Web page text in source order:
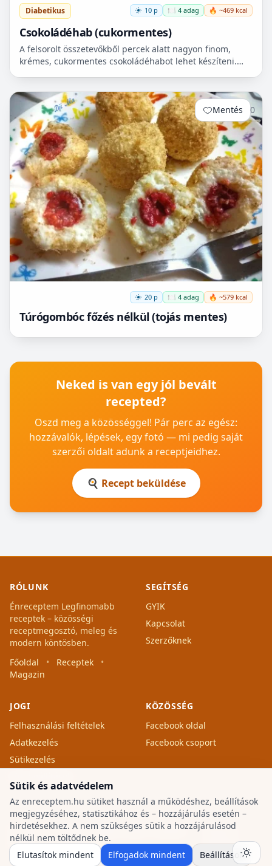
Diabetikus 10 p 🍽️ 4 adag 🔥 ~469 kcal
Csokoládéhab (cukormentes)
A felsorolt összetevőkből percek alatt nagyon finom,
krémes, cukormentes csokoládéhabot lehet készíteni.
Mentés 0
20 p 🍽️ 4 adag 🔥 ~579 kcal
Túrógombóc főzés nélkül (tojás mentes)
Neked is van egy jól bevált
recepted?
Oszd meg a közösséggel! Pár perc az egész:
hozzávalók, lépések, egy fotó — mi pedig saját
szerzői oldalt adunk a receptjeidhez.
🍳 Recept beküldése
RÓLUNK
Énreceptem Legfinomabb
receptek – közösségi
receptmegosztó, meleg és
modern köntösben.
Főoldal
• Receptek
•
Magazin
SEGÍTSÉG
GYIK
Kapcsolat
Szerzőknek
JOGI
Felhasználási feltételek
Adatkezelés
Sütikezelés
KÖZÖSSÉG
Facebook oldal
Facebook csoport
© 2026 Énreceptem Legfinomabb receptek.
Minden jog fenntartva.
Vissza a
tetejére ↑
Sütik és adatvédelem
Az enreceptem.hu sütiket használ a működéshez, beállítások
megjegyzéséhez, statisztikához és – hozzájárulás esetén –
hirdetésekhez. A nem szükséges sütik a hozzájárulásod
nélkül nem töltődnek be.
Elutasítok mindent
Elfogadok mindent Beállítások